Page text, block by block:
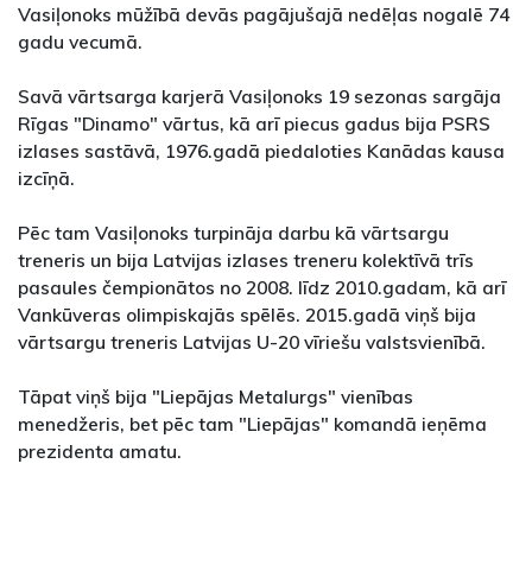
Vasiļonoks mūžībā devās pagājušajā nedēļas nogalē 74
gadu vecumā.
Savā vārtsarga karjerā Vasiļonoks 19 sezonas sargāja
Rīgas "Dinamo" vārtus, kā arī piecus gadus bija PSRS
izlases sastāvā, 1976.gadā piedaloties Kanādas kausa
izcīņā.
Pēc tam Vasiļonoks turpināja darbu kā vārtsargu
treneris un bija Latvijas izlases treneru kolektīvā trīs
pasaules čempionātos no 2008. līdz 2010.gadam, kā arī
Vankūveras olimpiskajās spēlēs. 2015.gadā viņš bija
vārtsargu treneris Latvijas U-20 vīriešu valstsvienībā.
Tāpat viņš bija "Liepājas Metalurgs" vienības
menedžeris, bet pēc tam "Liepājas" komandā ieņēma
prezidenta amatu.